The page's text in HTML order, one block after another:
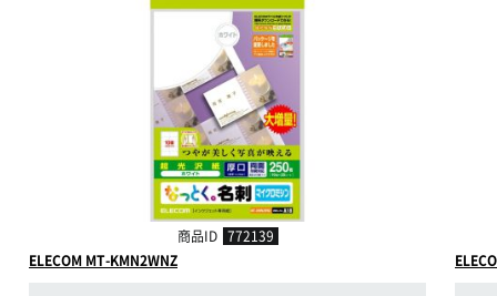
商品ID 772139
ELECOM MT-KMN2WNZ